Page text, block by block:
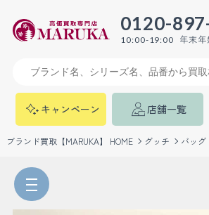
0120-
10:00-19:00 年末年
キャンペーン 店舗一覧
ブランド買取【MARUKA】 HOME グッチ バッグ